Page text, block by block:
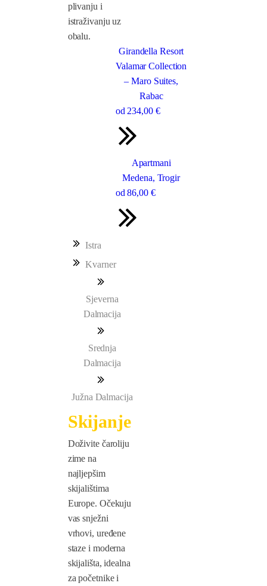
plivanju i
istraživanju uz
obalu.
Girandella Resort
Valamar Collection
– Maro Suites,
Rabac
od 234,00 €
Apartmani
Medena, Trogir
od86,00 €
Istra
Kvarner
Sjeverna
Dalmacija
Srednja
Dalmacija
Južna Dalmacija
Skijanje
Doživite čaroliju
zime na
najljepšim
skijalištima
Europe. Očekuju
vas snježni
vrhovi, uređene
staze i moderna
skijališta, idealna
za početnike i